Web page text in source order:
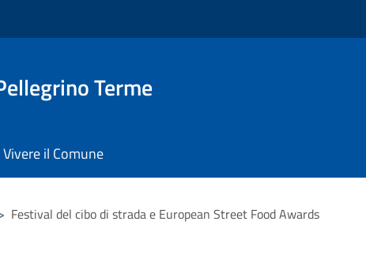
Terme
Vivere il Comune
Festival del cibo di strada e European Street Food Awards